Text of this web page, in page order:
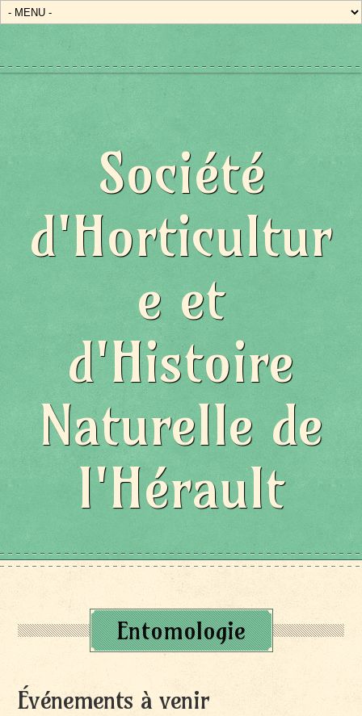
Société
d'Horticultur
e et
d'Histoire
Naturelle de
l'Hérault
Entomologie
Événements à venir